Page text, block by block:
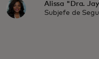
Alissa "Dra.
Subjefe de